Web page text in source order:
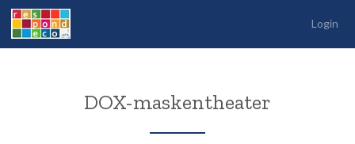
Login
DOX-maskentheater